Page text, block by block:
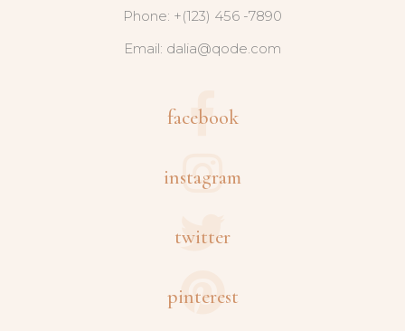
Phone: +(123) 456 -7890
Email: dalia@qode.com
facebook
instagram
twitter
pinterest